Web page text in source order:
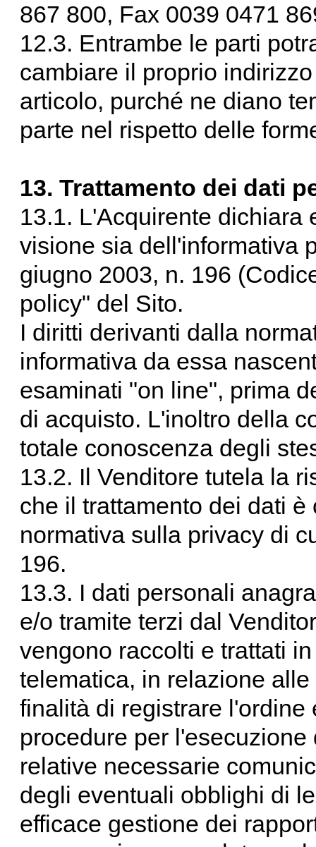
867 800, Fax 0039 0471
12.3. Entrambe le parti
cambiare il proprio
articolo, purché ne diano
parte nel rispetto delle
13. Trattamento dei dati
13.1. L'Acquirente dichiara
visione sia dell'informativa
giugno 2003, n. 196
policy" del Sito.
I diritti derivanti dalla
informativa da essa
esaminati "on line", prima
di acquisto. L'inoltro della
totale conoscenza degli
13.2. Il Venditore tutela la
che il trattamento dei dati
normativa sulla privacy di
196.
13.3. I dati personali
e/o tramite terzi dal
vengono raccolti e trattati
telematica, in relazione
finalità di registrare
procedure per
relative necessarie
degli eventuali obblighi di
efficace gestione dei